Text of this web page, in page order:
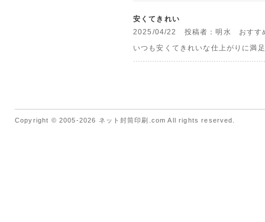
安くてきれい
2025/04/22 投稿者：明水 おすす
いつも安くてきれいな仕上がりに満
Copyright © 2005-2026 ネット封筒印刷.com All rights reserved.